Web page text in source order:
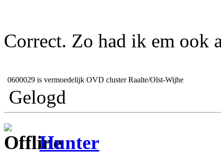
Correct. Zo had ik em ook
0600029 is vermoedelijk OVD cluster Raalte/Olst-Wijhe
Gelogd
Hunter